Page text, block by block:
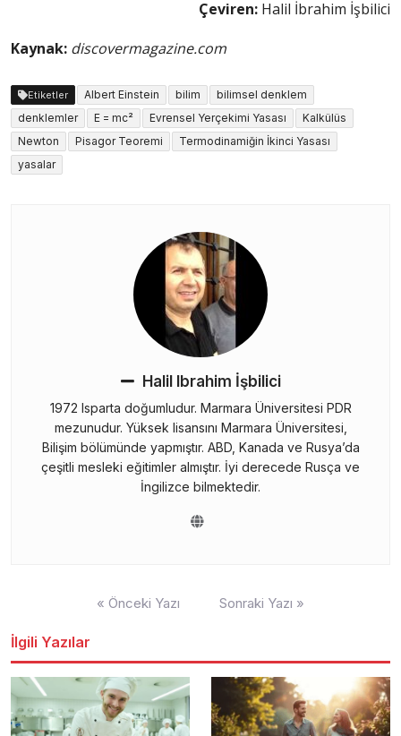
Çeviren: Halil İbrahim İşbilici
Kaynak: discovermagazine.com
Etiketler Albert Einstein bilim
bilimsel denklem
denklemler
E = mc² Evrensel Yerçekimi Yasası
Kalkülüs
Newton
Pisagor Teoremi
Termodinamiğin İkinci Yasası
yasalar
Halil Ibrahim İşbilici
1972 Isparta doğumludur. Marmara Üniversitesi PDR
mezunudur. Yüksek lisansını Marmara Üniversitesi,
Bilişim bölümünde yapmıştır. ABD, Kanada ve Rusya’da
çeşitli mesleki eğitimler almıştır. İyi derecede Rusça ve
İngilizce bilmektedir.
« Önceki Yazı Sonraki Yazı »
İlgili Yazılar